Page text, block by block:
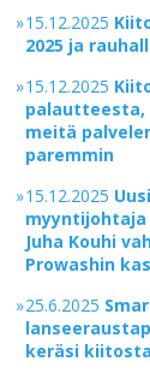
»15.12.2025
2025 ja
»15.12.2025
palautteesta,
meitä
paremmin
»15.12.2025 Uusi
myyntijohtaja
Juha Kouhi
Prowashin
»25.6.2025
keräsi